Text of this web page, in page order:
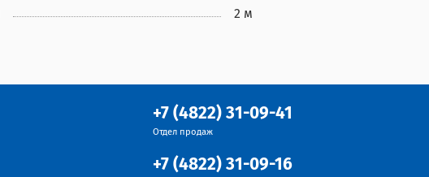
2 м
+7 (4822) 31-09-41
Отдел продаж
+7 (4822) 31-09-16